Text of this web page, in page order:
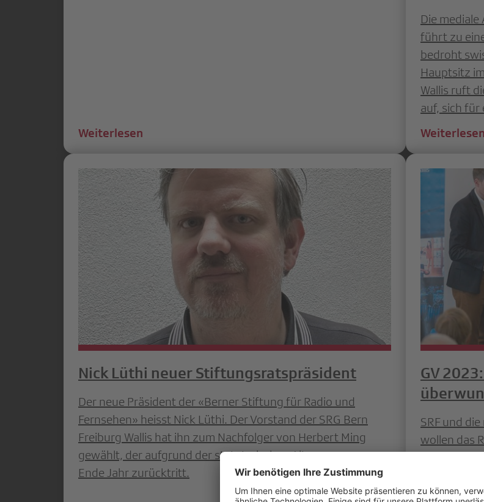
Weiterlesen
Die
führt zu
bedroht
Hauptsitz
Wallis ruft
auf, sich
Weiterlesen
Nick Lüthi neuer Stiftungsratspräsident
Der neue Präsident der «Berner Stiftung für Radio und
Fernsehen» heisst Nick Lüthi. Der Vorstand der SRG Bern
Freiburg Wallis hat ihn zum Nachfolger von Herbert Ming
gewählt, der aufgrund der statutarischen Altersgrenze per
Ende Jahr zurücktritt.
GV
SRF und
wollen das